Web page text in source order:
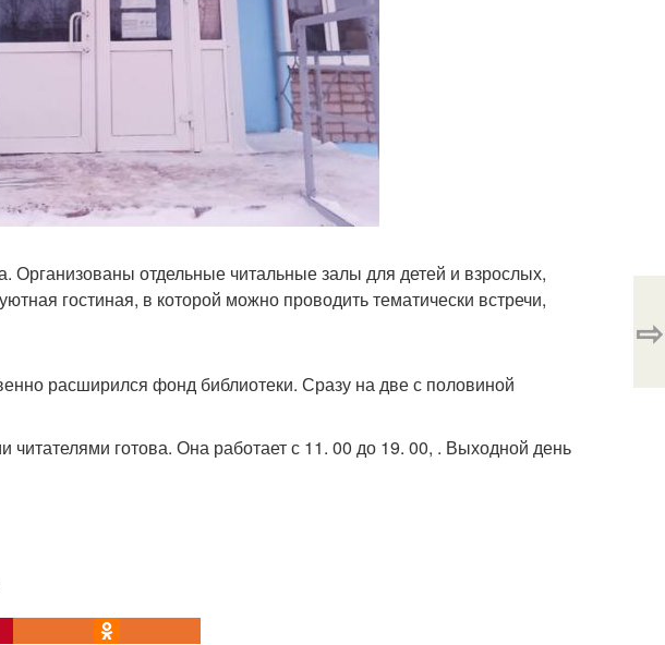
Организованы отдельные читальные залы для детей и взрослых,
гостиная, в которой можно проводить тематически встречи,
расширился фонд библиотеки. Сразу на две с половиной
готова. Она работает с 11. 00 до 19. 00, . Выходной день
⇨